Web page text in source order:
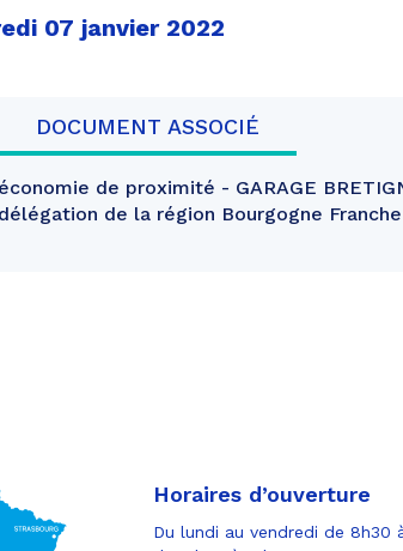
07 janvier 2022
DOCUMENT ASSOCIÉ
de proximité - GARAGE
de la région Bourgogne
Horaires d’ouverture
Du lundi au vendredi de 8h30